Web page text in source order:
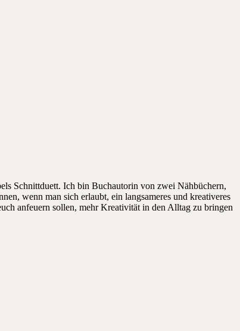
Schnittduett. Ich bin Buchautorin von zwei Nähbüchern,
wenn man sich erlaubt, ein langsameres und kreativeres
anfeuern sollen, mehr Kreativität in den Alltag zu bringen